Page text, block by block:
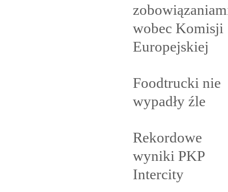
wobec Komisji
Europejskiej
Foodtrucki nie
wypadły źle
Rekordowe
wyniki PKP
Intercity